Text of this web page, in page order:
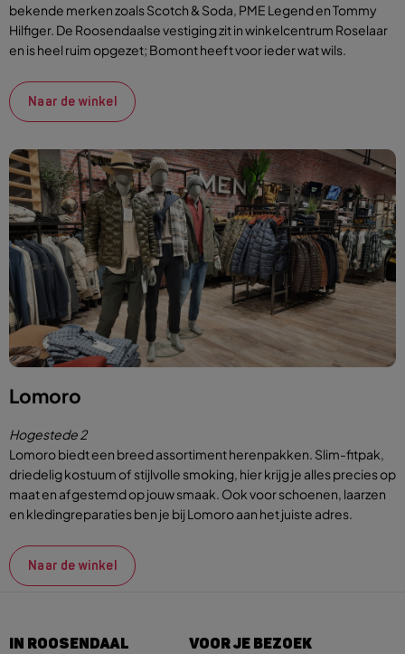
bekende merken zoals Scotch & Soda, PME Legend en Tommy
Hilfiger. De Roosendaalse vestiging zit in winkelcentrum Roselaar
en is heel ruim opgezet; Bomont heeft voor ieder wat wils.
Naar de winkel
Lomoro
Hogestede 2
Lomoro biedt een breed assortiment herenpakken. Slim-fitpak,
driedelig kostuum of stijlvolle smoking, hier krijg je alles precies op
maat en afgestemd op jouw smaak. Ook voor schoenen, laarzen
en kledingreparaties ben je bij Lomoro aan het juiste adres.
Naar de winkel
IN ROOSENDAAL VOOR JE BEZOEK